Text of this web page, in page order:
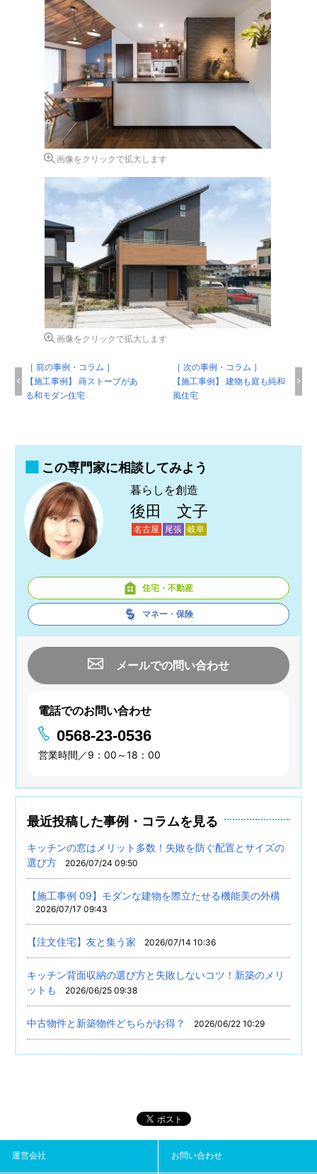
画像をクリックで拡大します
画像をクリックで拡大します
［ 前の事例・コラム ］
【施工事例】 蒔ストーブがあ
る和モダン住宅
［ 次の事例・コラム ］
【施工事例】 建物も庭も純和
風住宅
この専門家に相談してみよう
暮らしを創造
後田 文子
名古屋 尾張 岐阜
住宅・不動産
マネー・保険
メールでの問い合わせ
電話でのお問い合わせ
0568-23-0536
営業時間／9：00～18：00
最近投稿した事例・コラムを見る
キッチンの窓はメリット多数！失敗を防ぐ配置とサイズの
選び方
2026/07/24 09:50
【施工事例 09】モダンな建物を際立たせる機能美の外構
2026/07/17 09:43
【注文住宅】友と集う家 2026/07/14 10:36
キッチン背面収納の選び方と失敗しないコツ！新築のメリ
ットも
2026/06/25 09:38
中古物件と新築物件どちらがお得？ 2026/06/22 10:29
運営会社 お問い合わせ